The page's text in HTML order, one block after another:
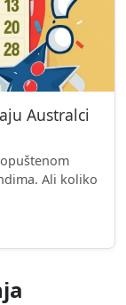
Australci
Ali koliko